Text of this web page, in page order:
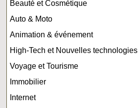
Beauté et Cosmétique
Auto & Moto
Animation & événement
High-Tech et Nouvelles technologies
Voyage et Tourisme
Immobilier
Internet